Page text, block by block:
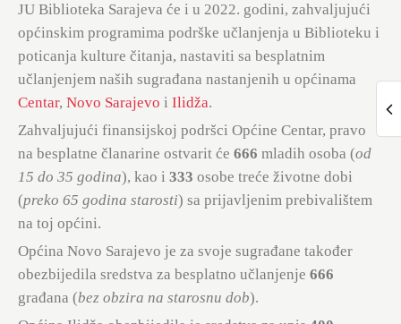
JU Biblioteka Sarajeva će i u 2022. godini, zahvaljujući
općinskim programima podrške učlanjenja u Biblioteku i
poticanja kulture čitanja, nastaviti sa besplatnim
učlanjenjem naših sugrađana nastanjenih u općinama
Centar, Novo Sarajevo i Ilidža.
Zahvaljujući finansijskoj podršci Općine Centar, pravo
na besplatne članarine ostvarit će 666 mladih osoba (od
15 do 35 godina), kao i 333 osobe treće životne dobi
(preko 65 godina starosti) sa prijavljenim prebivalištem
na toj općini.
Općina Novo Sarajevo je za svoje sugrađane također
obezbijedila sredstva za besplatno učlanjenje 666
građana (bez obzira na starosnu dob).